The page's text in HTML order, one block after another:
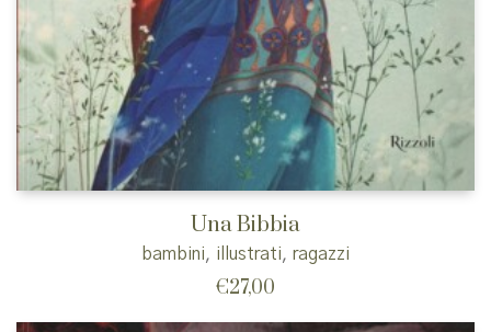
Una Bibbia
bambini, illustrati, ragazzi
€27,00